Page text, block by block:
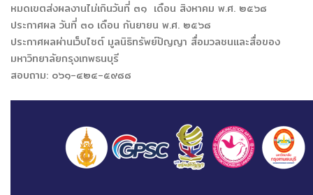
หมดเขตส่งผลงานไม่เกินวันที่ ๓๑ เดือน สิงหาคม พ.ศ. ๒๕๖๘
ประกาศผล วันที่ ๓๐ เดือน กันยายน พ.ศ. ๒๕๖๘
ประกาศผลผ่านเว็บไซต์ มูลนิธิทรัพย์ปัญญา สื่อมวลชนและสื่อของ
มหาวิทยาลัยกรุงเทพธนบุรี
สอบถาม: ๐๖๑-๔๒๔-๕๙๘๘